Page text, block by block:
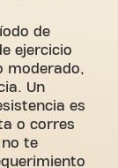
de
ejercicio
moderado,
Un
es
o corres
te